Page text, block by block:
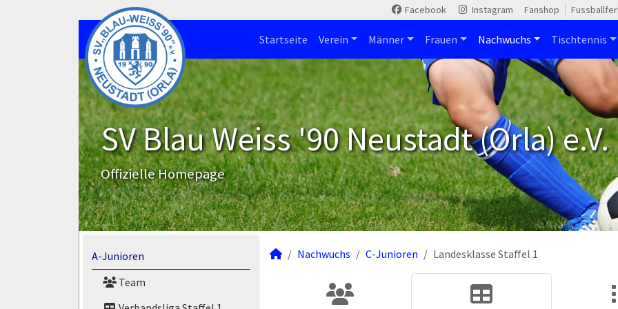
Facebook Instagram Fanshop
Startseite Verein Männer Frauen Nachwuchs Tischtennis
SV Blau Weiss '90 Neustadt (Orla) e.V.
Offizielle Homepage
A-Junioren
Team
Nachwuchs C-Junioren Landesklasse Staffel 1